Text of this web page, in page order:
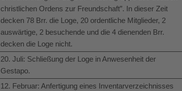
christlichen Ordens zur Freundschaft”. In dieser Zeit
decken 78 Brr. die Loge, 20 ordentliche Mitglieder, 2
auswärtige, 2 besuchende und die 4 dienenden Brr.
decken die Loge nicht.
20. Juli: Schließung der Loge in Anwesenheit der
Gestapo.
12. Februar: Anfertigung eines Inventarverzeichnisses